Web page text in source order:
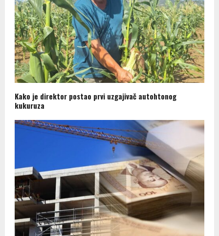
Kako je direktor postao prvi uzgajivač autohtonog
kukuruza